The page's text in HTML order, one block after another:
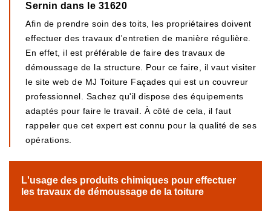
Sernin dans le 31620
Afin de prendre soin des toits, les propriétaires doivent
effectuer des travaux d'entretien de manière régulière.
En effet, il est préférable de faire des travaux de
démoussage de la structure. Pour ce faire, il vaut visiter
le site web de MJ Toiture Façades qui est un couvreur
professionnel. Sachez qu'il dispose des équipements
adaptés pour faire le travail. À côté de cela, il faut
rappeler que cet expert est connu pour la qualité de ses
opérations.
L'usage des produits chimiques pour effectuer
les travaux de démoussage de la toiture